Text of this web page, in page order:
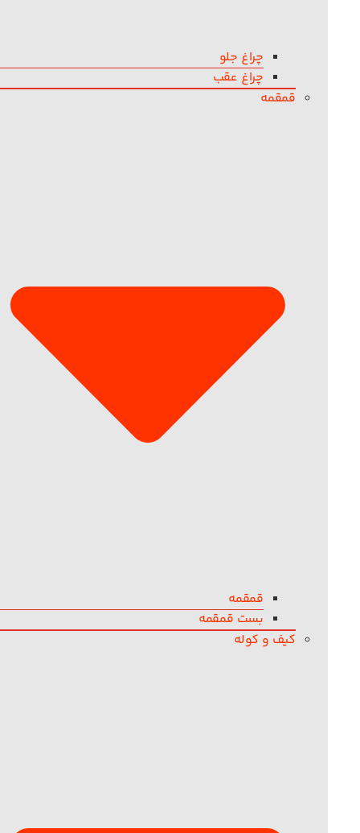
چراغ جلو
چراغ عقب
قمقمه
قمقمه
بست قمقمه
کیف و کوله